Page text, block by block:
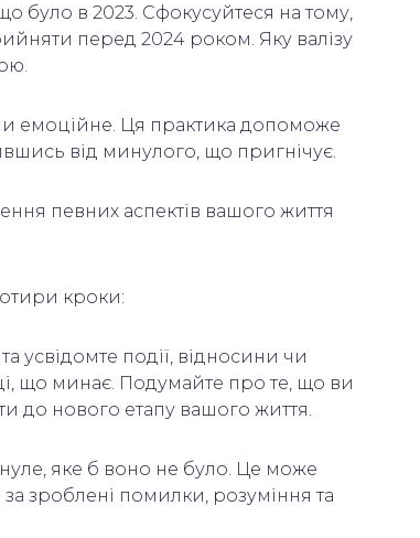
було в 2023. Сфокусуйтеся на тому,
перед 2024 роком. Яку валізу
емоційне. Ця практика допоможе
від минулого, що пригнічує.
певних аспектів вашого життя
кроки:
усвідомте події, відносини чи
що минає. Подумайте про те, що ви
до нового етапу вашого життя.
яке б воно не було. Це може
зроблені помилки, розуміння та